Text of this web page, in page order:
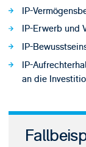
IP-
IP-Erwerb und
IP-
IP-
an die